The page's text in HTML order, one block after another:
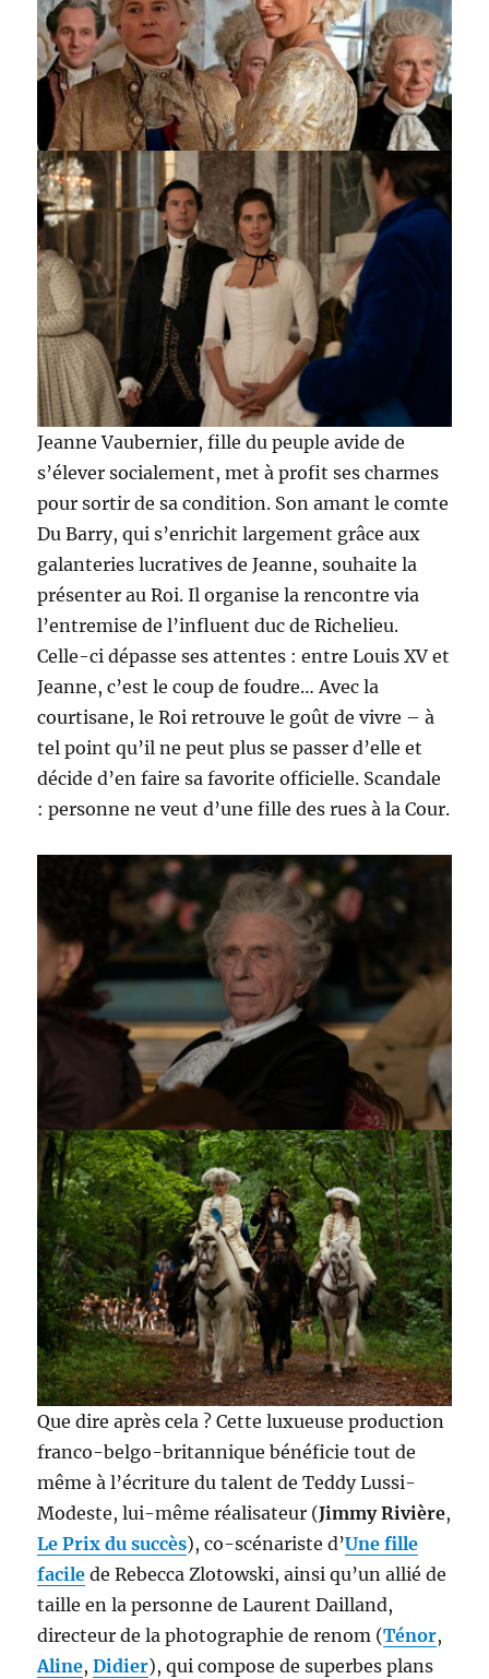
Jeanne Vaubernier, fille du peuple avide de
s’élever socialement, met à profit ses charmes
pour sortir de sa condition. Son amant le comte
Du Barry, qui s’enrichit largement grâce aux
galanteries lucratives de Jeanne, souhaite la
présenter au Roi. Il organise la rencontre via
l’entremise de l’influent duc de Richelieu.
Celle-ci dépasse ses attentes : entre Louis XV et
Jeanne, c’est le coup de foudre… Avec la
courtisane, le Roi retrouve le goût de vivre – à
tel point qu’il ne peut plus se passer d’elle et
décide d’en faire sa favorite officielle. Scandale
: personne ne veut d’une fille des rues à la Cour.
Que dire après cela ? Cette luxueuse production
franco-belgo-britannique bénéficie tout de
même à l’écriture du talent de Teddy Lussi-
Modeste, lui-même réalisateur (Jimmy Rivière,
Le Prix du succès), co-scénariste d’Une fille
facile de Rebecca Zlotowski, ainsi qu’un allié de
taille en la personne de Laurent Dailland,
directeur de la photographie de renom (Ténor,
Aline,Didier), qui compose de superbes plans